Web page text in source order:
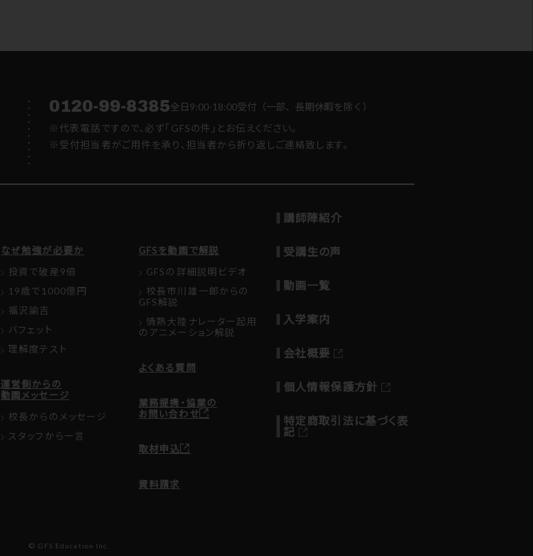
0120-99-8385全日9:00-18:00受付（一部、長期休暇を除く）
※代表電話ですので、必ず「GFSの件」とお伝えください。
※受付担当者がご用件を承り、担当者から折り返しご連絡致します。
なぜ勉強が必要か
投資で破産9倍
19歳で1000億円
福沢諭吉
バフェット
理解度テスト
運営側からの
動画メッセージ
校長からのメッセージ
スタッフから一言
GFSを動画で解説
GFSの詳細説明ビデオ
校長市川雄一郎からの
GFS解説
情熱大陸ナレーター起用
のアニメーション解説
よくある質問
業務提携・協業の
お問い合わせ
取材申込
資料請求
講師陣紹介
受講生の声
動画一覧
入学案内
会社概要
個人情報保護方針
特定商取引法に基づく表
記
© GFS Education Inc.